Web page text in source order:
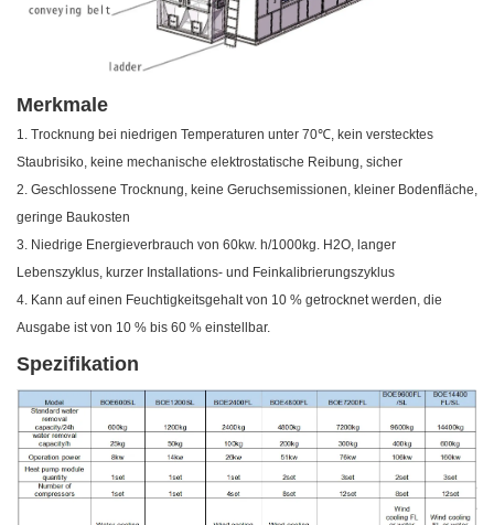
Merkmale
1. Trocknung bei niedrigen Temperaturen unter 70℃, kein verstecktes
Staubrisiko, keine mechanische elektrostatische Reibung, sicher
2. Geschlossene Trocknung, keine Geruchsemissionen, kleiner Bodenfläche,
geringe Baukosten
3. Niedrige Energieverbrauch von 60kw. h/1000kg. H2O, langer
Lebenszyklus, kurzer Installations- und Feinkalibrierungszyklus
4. Kann auf einen Feuchtigkeitsgehalt von 10 % getrocknet werden, die
Ausgabe ist von 10 % bis 60 % einstellbar.
Spezifikation